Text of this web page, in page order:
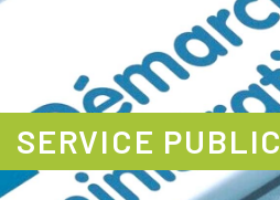
SERVICE PUBLIC